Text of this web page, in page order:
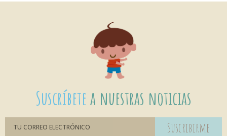
Suscríbetea nuestras noticias
Suscribirme